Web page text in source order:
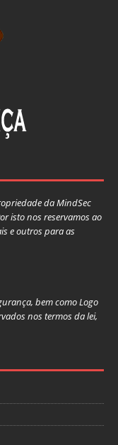
da MindSec
isto nos reservamos ao
e outros para as
bem como Logo
nos termos da lei,